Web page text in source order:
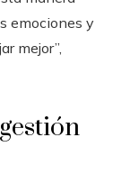
emociones y
mejor”,